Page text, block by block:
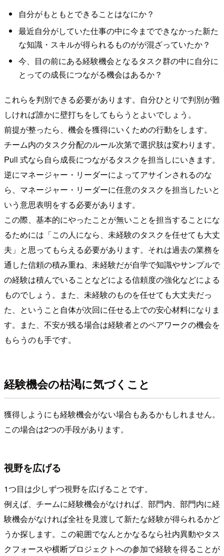
自分がもともとできることはなにか？
最近自分がしていた仕事の中に今までできなかった新た
な知識・スキルが得られるものがが混ざっていたか？
今、目の前にある経験機会となるタスク群の中に自分に
とっての成長につながる機会はあるか？
これらを判別できる必要があります。自分ひとりで判別が難
しければ誰かに壁打ちをしてもらうとよいでしょう。
前提が整ったら、機会を獲得にいくための行動をします。
チーム内のタスク分配のルール次第で選択肢は変わります。
Pull 式なら自ら成長につながるタスクを担当しにいきます。
逆にマネージャー・リーダーによってアサインされるのな
ら、マネージャー・リーダーに任意のタスクを担当したいと
いう意思表明をする必要があります。
この際、基本的にやったことが無いことを担当することにな
るためには「この人になら、未経験のタスクを任せても大丈
夫」と思ってもらえる必要があります。それは過去の業務を
通した信頼の積み重ね、未経験だが自学で知識やサンプルで
の経験は積んでいることなどによる信頼度の強化などによる
ものでしょう。また、未経験のものを任せても大丈夫だっ
た、ということ自体が次回に任せる上での安心材料になりま
す。また、不安が残る場合は経験者とのペアワークの機会を
もらうのも手です。
経験機会の枯渇に気づくこと
獲得しようにも経験機会がない場合もあるかもしれません。
この場合は2つの手段があります。
視野を広げる
1つ目は少しずつ視野を広げることです。
例えば、チームに経験機会がなければ、部門内、部門内に経
験機会がなければ全社を見渡して新たな経験が得られるかど
うか探します。この範囲でなんとかなるなら社内異動やタス
クフォースや横断プロジェクトへの参加で経験を得ることが